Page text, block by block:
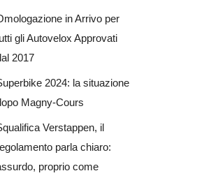
in Arrivo per
gli Autovelox Approvati
2017
2024: la situazione
Magny-Cours
Verstappen, il
parla chiaro:
proprio come